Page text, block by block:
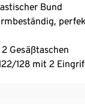
Bund
Gesäßtaschen
122/128 mit 2